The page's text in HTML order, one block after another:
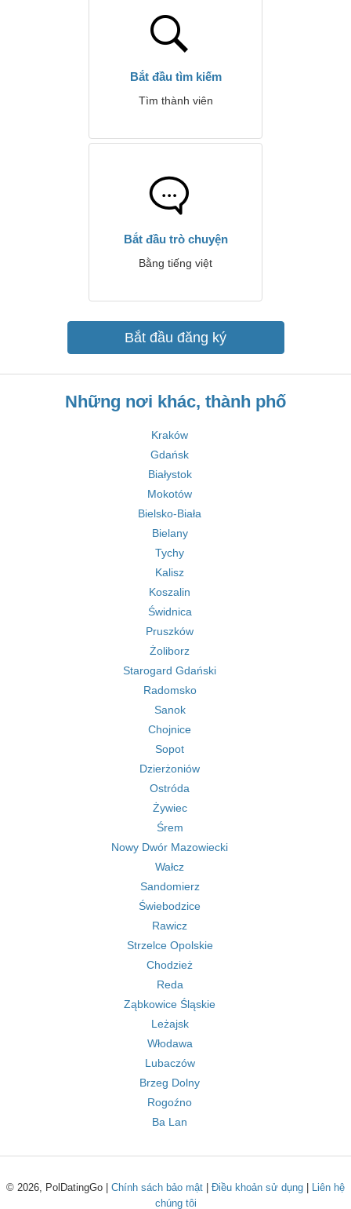
Bắt đầu tìm kiếm
Tìm thành viên
Bắt đầu trò chuyện
Bằng tiếng việt
Bắt đầu đăng ký
Những nơi khác, thành phố
Kraków
Gdańsk
Białystok
Mokotów
Bielsko-Biała
Bielany
Tychy
Kalisz
Koszalin
Świdnica
Pruszków
Żoliborz
Starogard Gdański
Radomsko
Sanok
Chojnice
Sopot
Dzierżoniów
Ostróda
Żywiec
Śrem
Nowy Dwór Mazowiecki
Wałcz
Sandomierz
Świebodzice
Rawicz
Strzelce Opolskie
Chodzież
Reda
Ząbkowice Śląskie
Leżajsk
Włodawa
Lubaczów
Brzeg Dolny
Rogoźno
Ba Lan
© 2026, PolDatingGo | Chính sách bảo mật Điều khoản sử dụng
Liên hệ
chúng tôi